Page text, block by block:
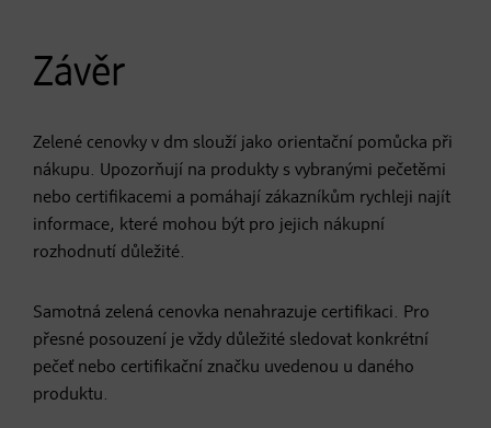
Závěr
Zelené cenovky v dm slouží jako orientační pomůcka při
nákupu. Upozorňují na produkty s vybranými pečetěmi
nebo certifikacemi a pomáhají zákazníkům rychleji najít
informace, které mohou být pro jejich nákupní
rozhodnutí důležité.
Samotná zelená cenovka nenahrazuje certifikaci. Pro
přesné posouzení je vždy důležité sledovat konkrétní
pečeť nebo certifikační značku uvedenou u daného
produktu.